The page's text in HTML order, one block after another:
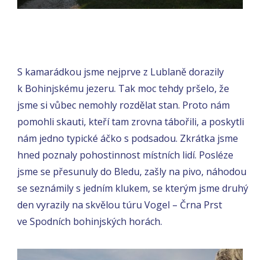
S kamarádkou jsme nejprve z Lublaně dorazily
k Bohinjskému jezeru. Tak moc tehdy pršelo, že
jsme si vůbec nemohly rozdělat stan. Proto nám
pomohli skauti, kteří tam zrovna tábořili, a poskytli
nám jedno typické áčko s podsadou. Zkrátka jsme
hned poznaly pohostinnost místních lidí. Posléze
jsme se přesunuly do Bledu, zašly na pivo, náhodou
se seznámily s jedním klukem, se kterým jsme druhý
den vyrazily na skvělou túru Vogel – Črna Prst
ve Spodních bohinjských horách.